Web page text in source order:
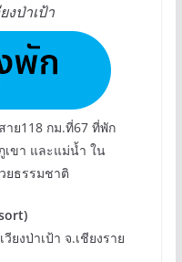
งป่าเป้า
าย118 กม.ที่67 ที่พัก
ขา และแม่น้ำ ใน
ยธรรมชาติ
ยงป่าเป้า จ.เชียงราย